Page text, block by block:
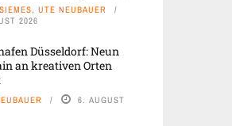
UTE NEUBAUER
2026
Düsseldorf: Neun
an kreativen Orten
6. AUGUST